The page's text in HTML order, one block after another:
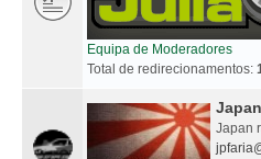
Equipa de Moderadores
Total de redirecionamentos:
Japan